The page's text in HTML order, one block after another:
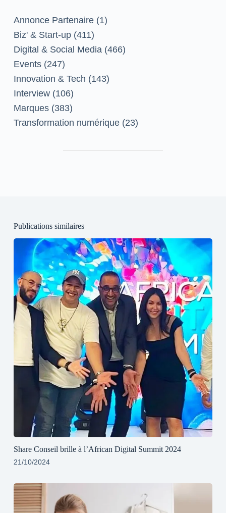
Annonce Partenaire(1)
Biz' & Start-up(411)
Digital & Social Media (466)
Events(247)
Innovation & Tech (143)
Interview(106)
Marques(383)
Transformation numérique(23)
Publications similaires
Share Conseil brille à l’African Digital Summit 2024
21/10/2024